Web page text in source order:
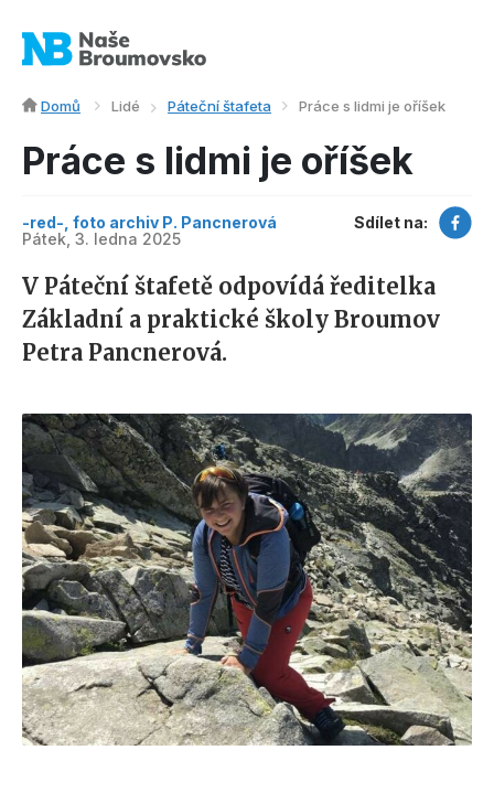
Domů Lidé Páteční štafeta Práce s lidmi je oříšek
Práce s lidmi je oříšek
-red-, foto archiv P. Pancnerová
Pátek, 3. ledna 2025
Sdílet na:
V Páteční štafetě odpovídá ředitelka
Základní a praktické školy Broumov
Petra Pancnerová.